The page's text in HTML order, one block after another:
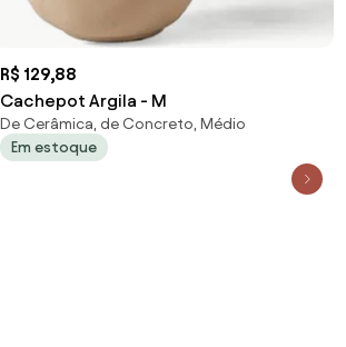
R$ 129,88
Cachepot Argila - M
De Cerâmica, de Concreto, Médio
Em estoque